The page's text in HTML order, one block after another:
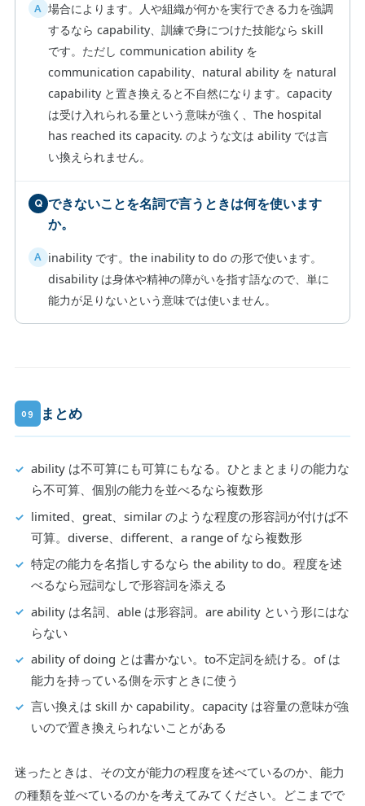
場合によります。人や組織が何かを実行できる力を強調
するなら capability、訓練で身につけた技能なら skill
です。ただし communication ability を
communication capability、natural ability を natural
capability と置き換えると不自然になります。capacity
は受け入れられる量という意味が強く、The hospital
has reached its capacity. のような文は ability では言
い換えられません。
できないことを名詞で言うときは何を使います
か。
inability です。the inability to do の形で使います。
disability は身体や精神の障がいを指す語なので、単に
能力が足りないという意味では使いません。
09 まとめ
ability は不可算にも可算にもなる。ひとまとまりの能力な
ら不可算、個別の能力を並べるなら複数形
limited、great、similar のような程度の形容詞が付けば不
可算。diverse、different、a range of なら複数形
特定の能力を名指しするなら the ability to do。程度を述
べるなら冠詞なしで形容詞を添える
ability は名詞、able は形容詞。are ability という形にはな
らない
ability of doing とは書かない。to不定詞を続ける。of は
能力を持っている側を示すときに使う
言い換えは skill か capability。capacity は容量の意味が強
いので置き換えられないことがある
迷ったときは、その文が能力の程度を述べているのか、能力
の種類を並べているのかを考えてみてください。どこまでで